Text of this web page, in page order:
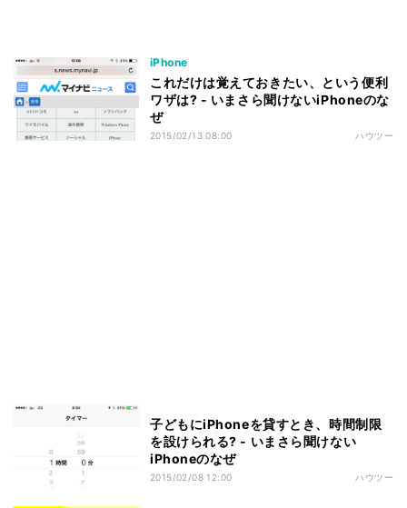
iPhone
これだけは覚えておきたい、という便利
ワザは? - いまさら聞けないiPhoneのな
ぜ
2015/02/13 08:00 ハウツー
子どもにiPhoneを貸すとき、時間制限
を設けられる? - いまさら聞けない
iPhoneのなぜ
2015/02/08 12:00 ハウツー